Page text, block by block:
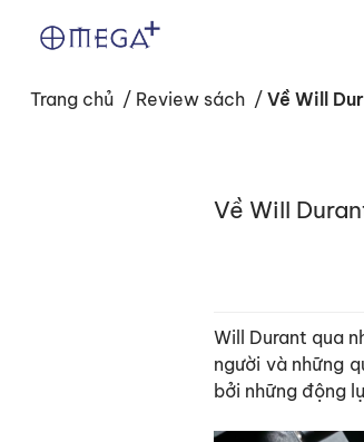
Trang chủ / Review sách / Về Will
Về Will
Will Durant qua
người và những
bởi những động